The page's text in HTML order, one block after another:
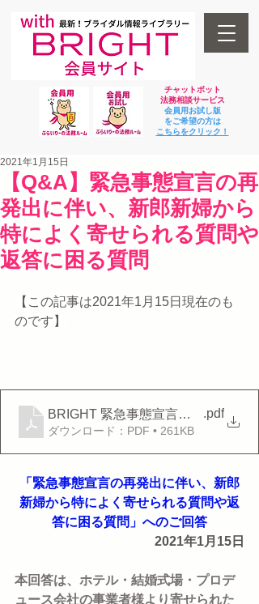
チャットボット
法務相談サービス
会員用お試し版
をご希望の方は
​こちらをクリック！
【Q&A】緊急事態宣言の再
発出に伴い、新郎新婦から
特によく寄せられる質問や
返答に困る質問
2021年1月15日
【この記事は2021年1月15日現在のも
のです】
BRIGHT 緊急事態宣言関連Ｑ＆Ａ
.pdf
ダウンロード：PDF • 261KB
「緊急事態宣言の再発出に伴い、新郎
新婦から特によく寄せられる質問や返
答に困る質問」へのご回答
2021年1月15日
本回答は、ホテル・結婚式場・プロデ
ュース会社の事業者様より寄せられた